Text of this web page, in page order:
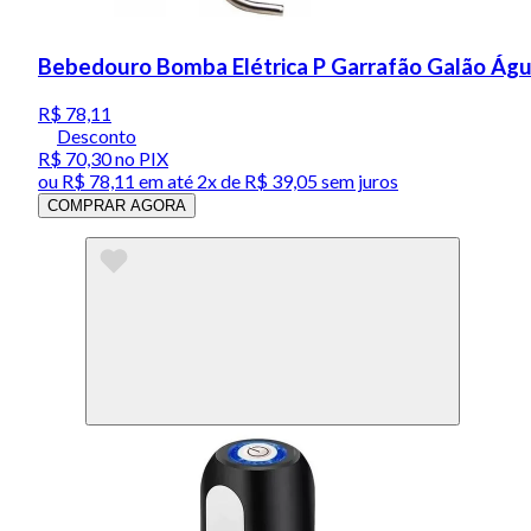
Bebedouro Bomba Elétrica P Garrafão Galão
R$ 78,11
Desconto
R$ 70,30no PIX
ou R$ 78,11 em até 2x de R$ 39,05 sem juros
COMPRAR AGORA